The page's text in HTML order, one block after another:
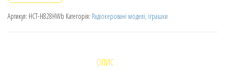
Артикул: HCT-H828HWb Категорія: Радіокеровані моделі, іграшки
ОПИС